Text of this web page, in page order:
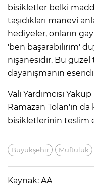
bisikletler belki
taşıdıkları manevi
hediyeler, onların
'ben başarabilirim'
nişanesidir. Bu
dayanışmanın
Vali Yardımcısı
Ramazan Tolan'ın da
bisikletlerinin teslim
Büyükşehir Müftülük
Kaynak: AA